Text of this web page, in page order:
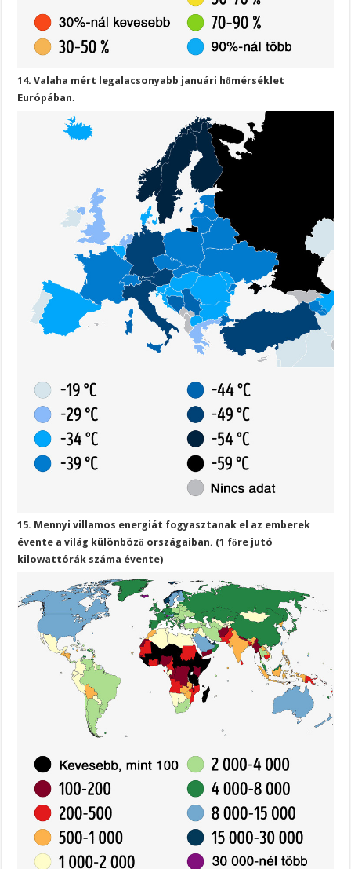
14. Valaha mért legalacsonyabb januári hőmérséklet
Európában.
15. Mennyi villamos energiát fogyasztanak el az emberek
évente a világ különböző országaiban. (1 főre jutó
kilowattórák száma évente)